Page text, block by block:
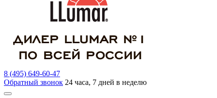
8 (495) 649-60-47
Обратный звонок 24 часа, 7 дней в неделю